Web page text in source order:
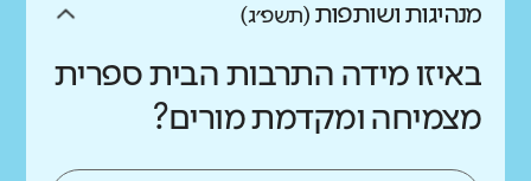
מנהיגות ושותפות (תשפ״ג)
באיזו מידה התרבות הבית ספרית
מצמיחה ומקדמת מורים?